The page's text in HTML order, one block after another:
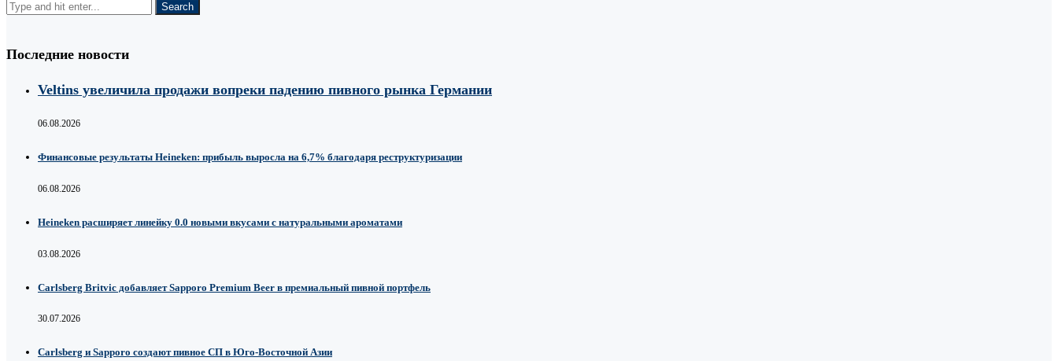
Последние новости
Veltins увеличила продажи вопреки падению пивного рынка Германии
06.08.2026
Финансовые результаты Heineken: прибыль выросла на 6,7% благодаря реструктуризации
06.08.2026
Heineken расширяет линейку 0.0 новыми вкусами с натуральными ароматами
03.08.2026
Carlsberg Britvic добавляет Sapporo Premium Beer в премиальный пивной портфель
30.07.2026
Carlsberg и Sapporo создают пивное СП в Юго-Восточной Азии